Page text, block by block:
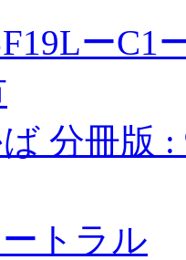
ーC1
分冊版 :
トラル